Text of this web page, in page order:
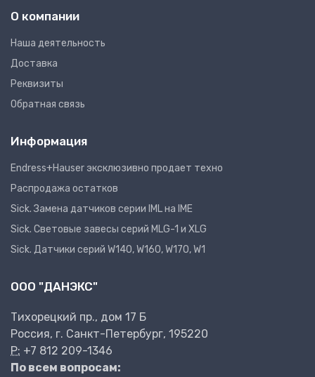
О компании
Наша деятельность
Доставка
Реквизиты
Обратная связь
Информация
Endress+Hauser эксклюзивно продает техно
Распродажа остатков
Sick. Замена датчиков серии IML на IME
Sick. Световые завесы серий MLG-1 и XLG
Sick. Датчики серий W140, W160, W170, W1
ООО "ДАНЭКС"
Тихорецкий пр., дом 17 Б
Россия, г. Санкт-Петербург, 195220
P: +7 812 209-1346
По всем вопросам: